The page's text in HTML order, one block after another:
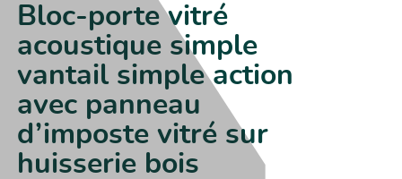
Bloc-porte vitré
acoustique simple
vantail simple action
avec panneau
d’imposte vitré sur
huisserie bois